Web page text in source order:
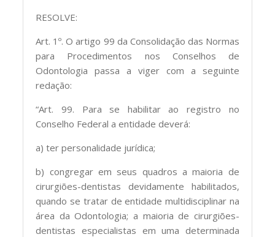
RESOLVE:
Art. 1º. O artigo 99 da Consolidação das Normas
para Procedimentos nos Conselhos de
Odontologia passa a viger com a seguinte
redação:
“Art. 99. Para se habilitar ao registro no
Conselho Federal a entidade deverá:
a) ter personalidade jurídica;
b) congregar em seus quadros a maioria de
cirurgiões-dentistas devidamente habilitados,
quando se tratar de entidade multidisciplinar na
área da Odontologia; a maioria de cirurgiões-
dentistas especialistas em uma determinada